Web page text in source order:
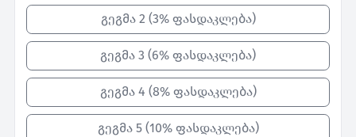
გეგმა 2 (3% ფასდაკლება)
გეგმა 3 (6% ფასდაკლება)
გეგმა 4 (8% ფასდაკლება)
გეგმა 5 (10% ფასდაკლება)